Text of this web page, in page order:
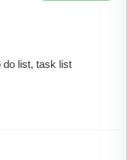
list, task list